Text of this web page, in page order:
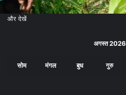
और देखें
अगस्त 2026
सोम मंगल बुध गुरु